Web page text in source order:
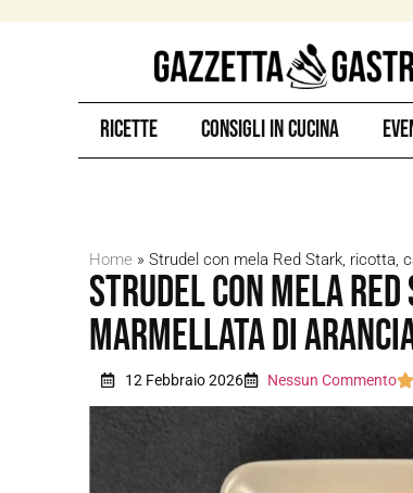
Ricette Consigli in Cucina
Home » Strudel con mela Red Stark, ricotta,
Strudel con mela
marmellata di
12 Febbraio 2026 Nessun Commento